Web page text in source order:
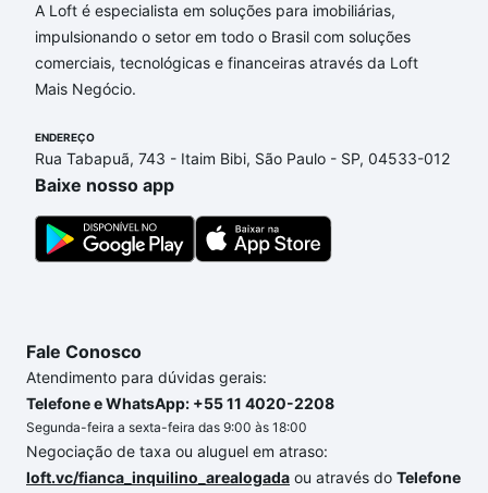
custam a partir de R$ 0 e com nossas opções de
financiamento imobiliário as parcelas podem se
adequar ao seu orçamento. Se ainda tem alguma
dúvida dos custos envolvidos no processo de
um apartamento
o imóvel dos seus sonhos com segurança e
conforto. Loft, com você até as chaves.
A Loft é especialista em soluções para imobiliárias,
impulsionando o setor em todo o Brasil com soluções
comerciais, tecnológicas e financeiras através da Loft
Mais Negócio.
ENDEREÇO
Rua Tabapuã, 743 - Itaim Bibi, São Paulo - SP, 04533-012
Baixe nosso app
Fale Conosco
Atendimento para dúvidas gerais:
Telefone e WhatsApp: +55 11 4020-2208
Segunda-feira a sexta-feira das 9:00 às 18:00
Negociação de taxa ou aluguel em atraso:
loft.vc/fianca_inquilino_arealogada ou através do Telefone